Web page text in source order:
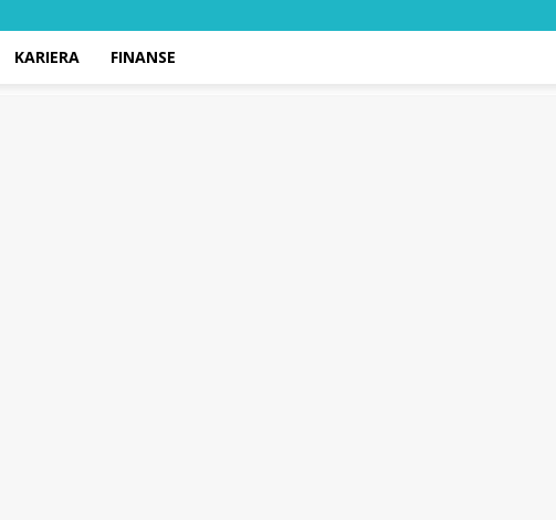
KARIERA FINANSE